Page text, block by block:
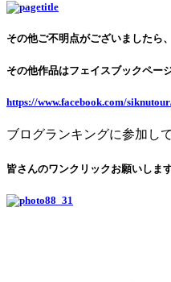
その他ご不明点がございましたら
その他作品はフェイスブックペー
https://www.facebook.com/
ブログランキングに参加し
皆さんのワンクリックお願いします